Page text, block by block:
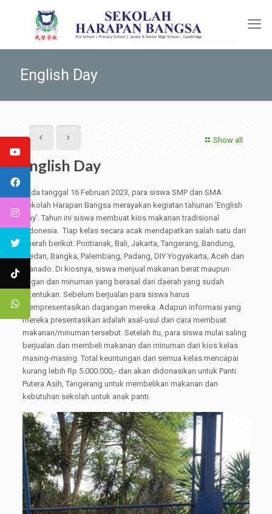
English Day
Show all
English Day
Pada tanggal 16 Februari 2023, para siswa SMP dan SMA
Sekolah Harapan Bangsa merayakan kegiatan tahunan ‘English
Day’. Tahun ini siswa membuat kios makanan tradisional
Indonesia. Tiap kelas secara acak mendapatkan salah satu dari
daerah berikut: Pontianak, Bali, Jakarta, Tangerang, Bandung,
Medan, Bangka, Palembang, Padang, DIY Yogyakarta, Aceh dan
Manado. Di kiosnya, siswa menjual makanan berat maupun
ringan dan minuman yang berasal dari daerah yang sudah
ditentukan. Sebelum berjualan para siswa harus
mempresentasikan dagangan mereka. Adapun informasi yang
mereka presentasikan adalah asal-usul dan cara membuat
makanan/minuman tersebut. Setelah itu, para siswa mulai saling
berjualan dan membeli makanan dan minuman dari kios kelas
masing-masing. Total keuntungan dari semua kelas mencapai
kurang lebih Rp 5.000.000,- dan akan didonasikan untuk Panti
Putera Asih, Tangerang untuk membelikan makanan dan
kebutuhan sekolah untuk anak panti.